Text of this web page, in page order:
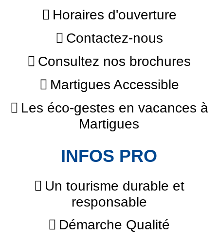
Horaires d'ouverture
Contactez-nous
Consultez nos brochures
Martigues Accessible
Les éco-gestes en vacances à
Martigues
INFOS PRO
Un tourisme durable et
responsable
Démarche Qualité